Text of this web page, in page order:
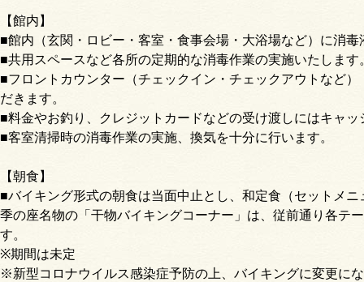
【館内】
■館内（玄関・ロビー・客室・食事会場・大浴場など）に消
■共用スペースなど各所の定期的な消毒作業の実施いたします
■フロントカウンター（チェックイン・チェックアウトなど
だきます。
■料金やお釣り、クレジットカードなどの受け渡しにはキャ
■客室清掃時の消毒作業の実施、換気を十分に行います。
【朝食】
■バイキング形式の朝食は当面中止とし、和定食（セットメ
季の座名物の「干物バイキングコーナー」は、従前通り各テ
す。
※期間は未定
※新型コロナウイルス感染症予防の上、バイキングに変更に